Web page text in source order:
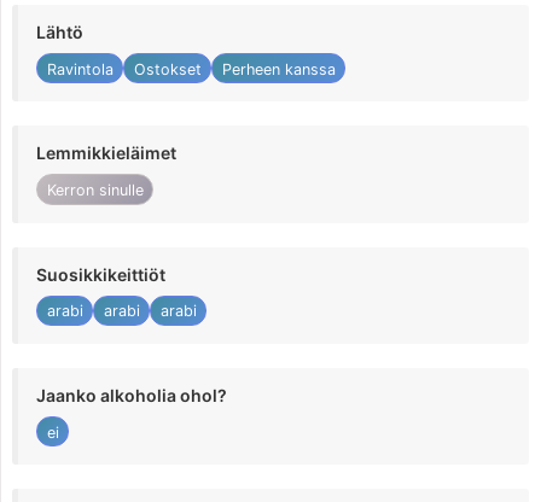
Lähtö
Ravintola Ostokset Perheen kanssa
Lemmikkieläimet
Kerron sinulle
Suosikkikeittiöt
arabi arabi arabi
Jaanko alkoholia ohol?
ei